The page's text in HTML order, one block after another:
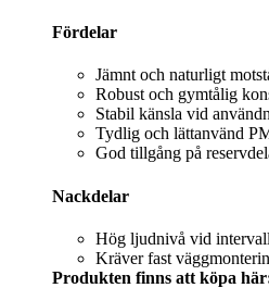
Fördelar
Jämnt och naturligt
Robust och gymtålig
Stabil känsla vid
Tydlig och lättanvänd
God tillgång på
Nackdelar
Hög ljudnivå vid
Kräver fast
Produkten finns att köpa